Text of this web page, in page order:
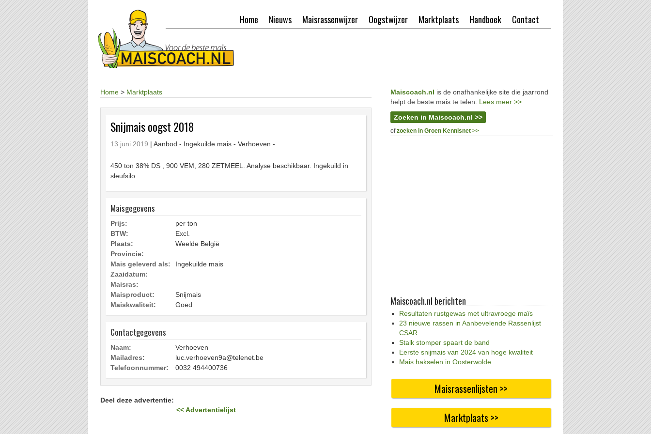
Contact
Handboek
Marktplaats
Oogstwijzer
Maisrassenwijzer
Nieuws
Home
Home > Marktplaats
Snijmais oogst 2018
13 juni 2019 | Aanbod - Ingekuilde mais - Verhoeven -
450 ton 38% DS , 900 VEM, 280 ZETMEEL. Analyse beschikbaar. Ingekuild in
sleufsilo.
Maisgegevens
Prijs:
per ton
BTW:
Excl.
Plaats:
Weelde België
Provincie:
Mais geleverd als:
Ingekuilde mais
Zaaidatum:
Maisras:
Maisproduct:
Snijmais
Maiskwaliteit:
Goed
Contactgegevens
Naam:
Verhoeven
Mailadres:
luc.verhoeven9a@telenet.be
Telefoonnummer:
0032 494400736
Deel deze advertentie:
<< Advertentielijst
Maiscoach.nl is de onafhankelijke site die jaarrond
helpt de beste mais te telen. Lees meer >>
Zoeken in Maiscoach.nl >>
ofzoeken in Groen Kennisnet >>
Maiscoach.nl berichten
Resultaten rustgewas met ultravroege maïs
23 nieuwe rassen in Aanbevelende Rassenlijst
CSAR
Stalk stomper spaart de band
Eerste snijmais van 2024 van hoge kwaliteit
Mais hakselen in Oosterwolde
Maisrassenlijsten >>
Marktplaats >>